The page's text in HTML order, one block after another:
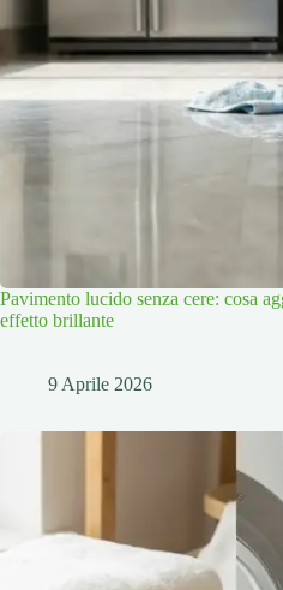
Pavimento lucido senza cere: cosa
effetto brillante
9 Aprile 2026